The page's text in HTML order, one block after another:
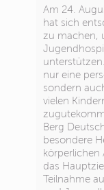
Am 24.
hat sich
zu machen,
nur eine
sondern
vielen
Berg
besondere
das
Teilnahme